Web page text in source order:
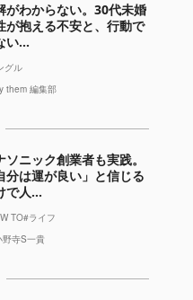
がわからない。30代未婚
が抱える不安と、行動で
い...
グル
them 編集部
ソニック創業者も実践。
分は運が良い」と信じる
で人...
TO#ライフ
寺S一貴